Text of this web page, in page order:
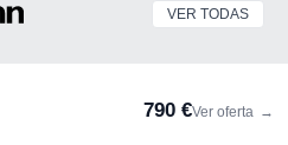
VER TODAS
790 €Ver oferta →